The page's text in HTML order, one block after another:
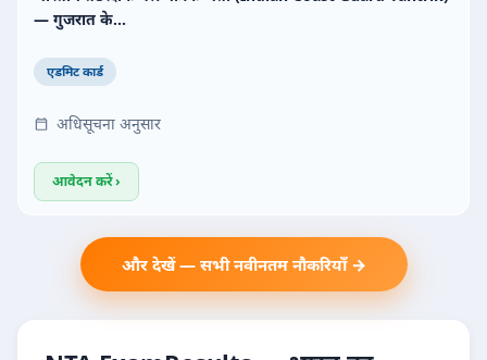
— गुजरात के…
एडमिट कार्ड
अधिसूचना अनुसार
आवेदन करें ›
और देखें — सभी नवीनतम नौकरियाँ →